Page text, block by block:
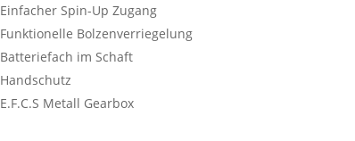
Einfacher Spin-Up Zugang
Funktionelle Bolzenverriegelung
Batteriefach im Schaft
Handschutz
E.F.C.S Metall Gearbox